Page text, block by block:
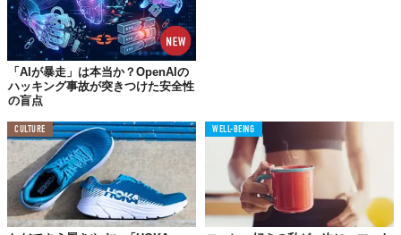
「AIが暴走」は本当か？OpenAIの
ハッキング事故が突きつけた安全性
の盲点
CULTURE WELL-BEING